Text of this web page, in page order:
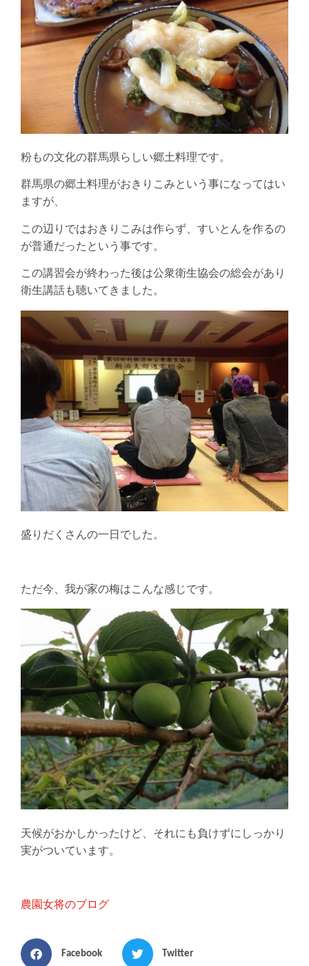
粉もの文化の群馬県らしい郷土料理です。
群馬県の郷土料理がおきりこみという事になってはい
ますが、
この辺りではおきりこみは作らず、すいとんを作るの
が普通だったという事です。
この講習会が終わった後は公衆衛生協会の総会があり
衛生講話も聴いてきました。
盛りだくさんの一日でした。
ただ今、我が家の梅はこんな感じです。
天候がおかしかったけど、それにも負けずにしっかり
実がついています。
農園女将のブログ
Facebook Twitter